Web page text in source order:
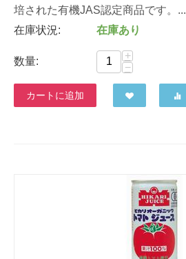
培された有機JAS認定商品です。...
在庫状況:
在庫あり
数量:
+
−
カートに追加